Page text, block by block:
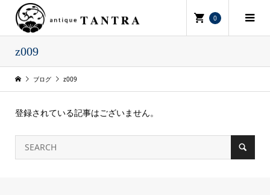
0
z009
ブログ z009
登録されている記事はございません。